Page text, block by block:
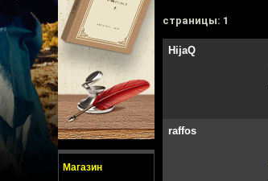
Магазин
cтраницы: 1
HijaQ
raffos